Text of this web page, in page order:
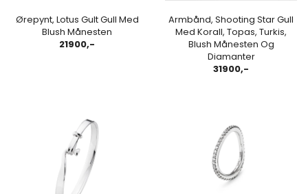
Ørepynt, Lotus Gult Gull Med
Blush Månesten
21900,-
Armbånd, Shooting Star Gull
Med Korall, Topas, Turkis,
Blush Månesten Og
Diamanter
31900,-